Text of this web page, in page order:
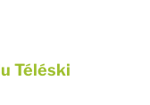
Téléski